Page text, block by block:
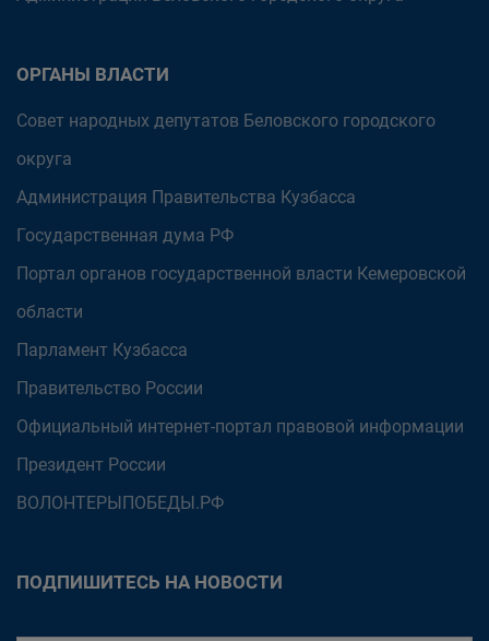
ОРГАНЫ ВЛАСТИ
Совет народных депутатов Беловского городского
округа
Администрация Правительства Кузбасса
Государственная дума РФ
Портал органов государственной власти Кемеровской
области
Парламент Кузбасса
Правительство России
Официальный интернет-портал правовой информации
Президент России
ВОЛОНТЕРЫПОБЕДЫ.РФ
ПОДПИШИТЕСЬ НА НОВОСТИ